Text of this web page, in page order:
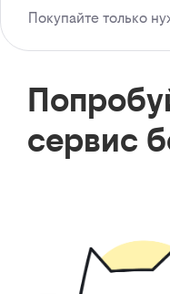
Покупайте только
сервис